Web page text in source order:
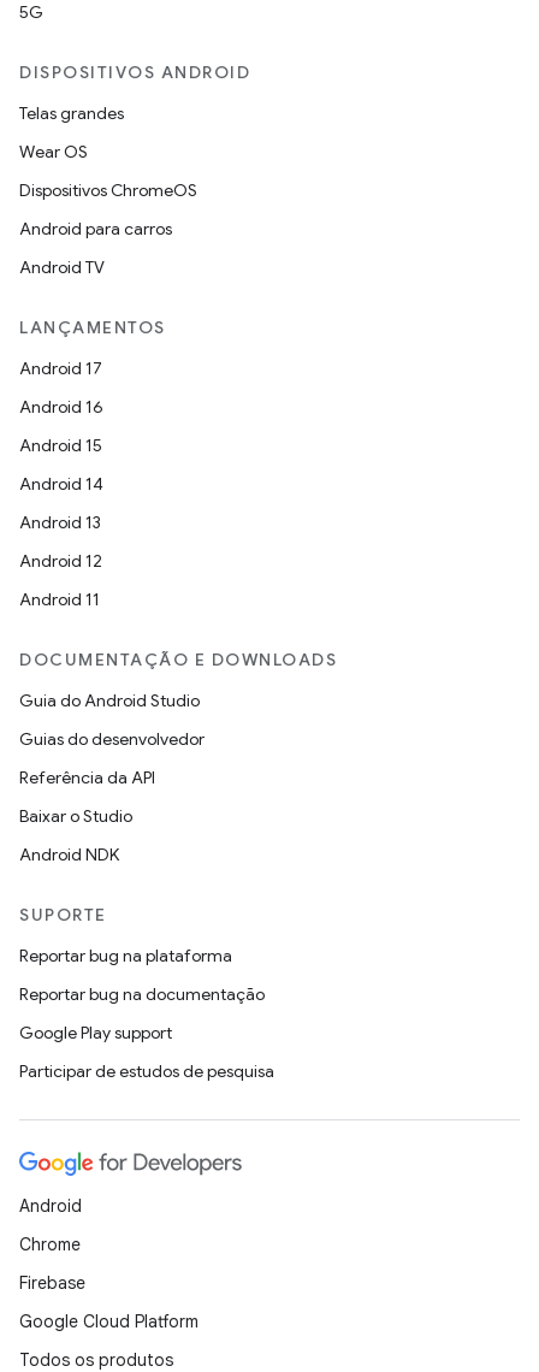
5G
DISPOSITIVOS ANDROID
Telas grandes
Wear OS
Dispositivos ChromeOS
Android para carros
Android TV
LANÇAMENTOS
Android 17
Android 16
Android 15
Android 14
Android 13
Android 12
Android 11
DOCUMENTAÇÃO E DOWNLOADS
Guia do Android Studio
Guias do desenvolvedor
Referência da API
Baixar o Studio
Android NDK
SUPORTE
Reportar bug na plataforma
Reportar bug na documentação
Google Play support
Participar de estudos de pesquisa
Android
Chrome
Firebase
Google Cloud Platform
Todos os produtos